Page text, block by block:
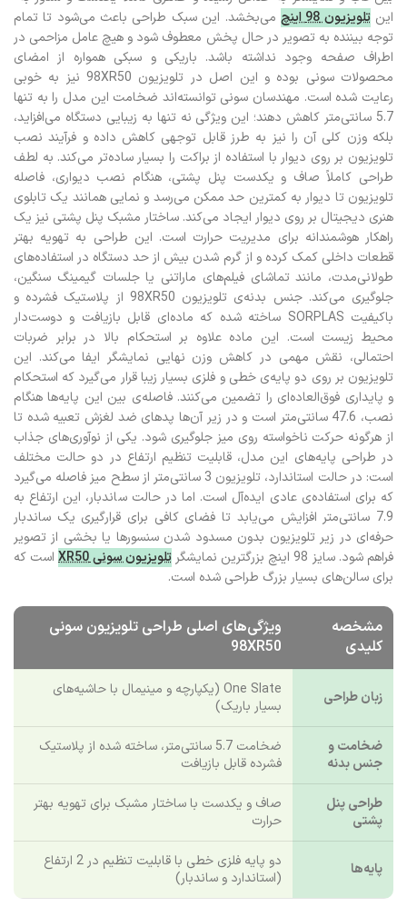
اینتلویزیون 98 اینچ
می‌بخشد. این سبک طراحی باعث می‌شود تا تمام
توجه بیننده به تصویر در حال پخش معطوف شود و هیچ عامل مزاحمی در
اطراف صفحه وجود نداشته باشد. باریکی و سبکی همواره از امضای
محصولات سونی بوده و این اصل در تلویزیون 98XR50 نیز به خوبی
رعایت شده است. مهندسان سونی توانسته‌اند ضخامت این مدل را به تنها
5.7 سانتی‌متر کاهش دهند؛ این ویژگی نه تنها به زیبایی دستگاه می‌افزاید،
بلکه وزن کلی آن را نیز به طرز قابل توجهی کاهش داده و فرآیند نصب
تلویزیون بر روی دیوار با استفاده از براکت را بسیار ساده‌تر می‌کند. به لطف
طراحی کاملاً صاف و یکدست پنل پشتی، هنگام نصب دیواری، فاصله
تلویزیون تا دیوار به کمترین حد ممکن می‌رسد و نمایی همانند یک تابلوی
هنری دیجیتال بر روی دیوار ایجاد می‌کند. ساختار مشبک پنل پشتی نیز یک
راهکار هوشمندانه برای مدیریت حرارت است. این طراحی به تهویه بهتر
قطعات داخلی کمک کرده و از گرم شدن بیش از حد دستگاه در استفاده‌های
طولانی‌مدت، مانند تماشای فیلم‌های ماراتنی یا جلسات گیمینگ سنگین،
جلوگیری می‌کند. جنس بدنه‌ی تلویزیون 98XR50 از پلاستیک فشرده و
باکیفیت SORPLAS ساخته شده که ماده‌ای قابل بازیافت و دوست‌دار
محیط زیست است. این ماده علاوه بر استحکام بالا در برابر ضربات
احتمالی، نقش مهمی در کاهش وزن نهایی نمایشگر ایفا می‌کند. این
تلویزیون بر روی دو پایه‌ی خطی و فلزی بسیار زیبا قرار می‌گیرد که استحکام
و پایداری فوق‌العاده‌ای را تضمین می‌کنند. فاصله‌ی بین این پایه‌ها هنگام
نصب، 47.6 سانتی‌متر است و در زیر آن‌ها پدهای ضد لغزش تعبیه شده تا
از هرگونه حرکت ناخواسته روی میز جلوگیری شود. یکی از نوآوری‌های جذاب
در طراحی پایه‌های این مدل، قابلیت تنظیم ارتفاع در دو حالت مختلف
است: در حالت استاندارد، تلویزیون 3 سانتی‌متر از سطح میز فاصله می‌گیرد
که برای استفاده‌ی عادی ایده‌آل است. اما در حالت ساندبار، این ارتفاع به
7.9 سانتی‌متر افزایش می‌یابد تا فضای کافی برای قرارگیری یک ساندبار
حرفه‌ای در زیر تلویزیون بدون مسدود شدن سنسورها یا بخشی از تصویر
فراهم شود. سایز 98 اینچ بزرگترین نمایشگر
تلویزیون سونی XR50
است که
برای سالن‌های بسیار بزرگ طراحی شده است.
مشخصه
کلیدی
ویژگی‌های اصلی طراحی تلویزیون سونی
98XR50
زبان طراحی
One Slate (یکپارچه و مینیمال با حاشیه‌های
بسیار باریک)
ضخامت و
جنس بدنه
ضخامت 5.7 سانتی‌متر، ساخته شده از پلاستیک
فشرده قابل بازیافت
طراحی پنل
پشتی
صاف و یکدست با ساختار مشبک برای تهویه بهتر
حرارت
پایه‌ها
دو پایه فلزی خطی با قابلیت تنظیم در 2 ارتفاع
(استاندارد و ساندبار)